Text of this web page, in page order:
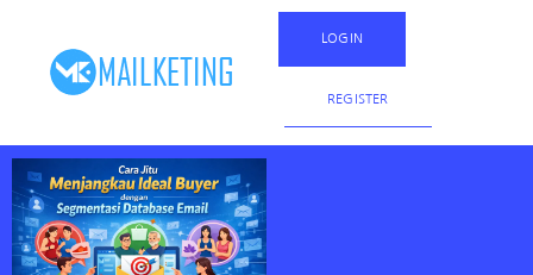
LOGIN
REGISTER